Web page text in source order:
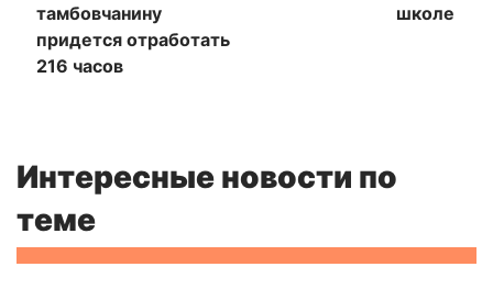
тамбовчанину
придется отработать
216 часов
школе
Интересные новости по
теме